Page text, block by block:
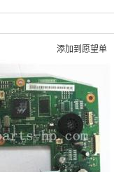
添加到愿望单